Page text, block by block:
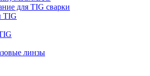
для TIG сварки
TIG
линзы